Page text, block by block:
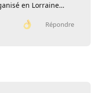
en Lorraine…
Répondre